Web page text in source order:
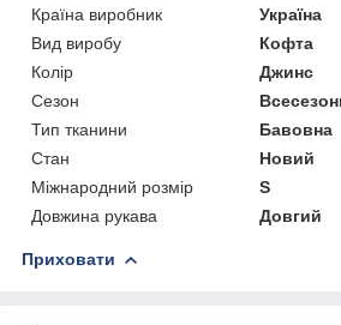
Країна виробник
Україна
Вид виробу
Кофта
Колір
Джинс
Сезон
Тип тканини
Бавовна
Стан
Новий
Міжнародний розмір
S
Довжина рукава
Довгий
Приховати